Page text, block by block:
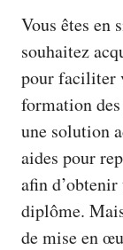
Vous êtes en
souhaitez
pour faciliter
formation
une solution
aides pour
afin
diplôme.
de mise en